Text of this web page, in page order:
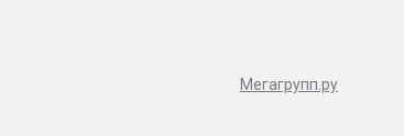
Мегагрупп.ру